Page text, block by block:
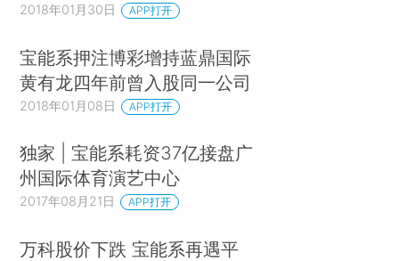
2018年01月30日 APP打开
宝能系押注博彩增持蓝鼎国际
黄有龙四年前曾入股同一公司
2018年01月08日 APP打开
独家 | 宝能系耗资37亿接盘广
州国际体育演艺中心
2017年08月21日 APP打开
万科股价下跌 宝能系再遇平